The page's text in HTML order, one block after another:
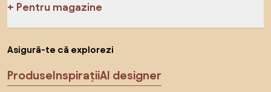
Pentru magazine
Asigură-te că explorezi
ProduseInspirațiiAI designer